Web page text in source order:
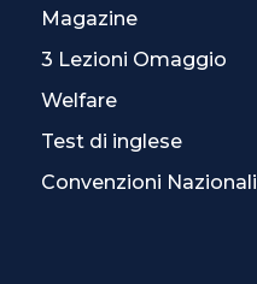
Magazine
3 Lezioni Omaggio
Welfare
Test di inglese
Convenzioni Nazionali